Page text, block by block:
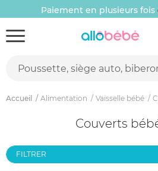
Paiement en plusieurs fois
Accueil Alimentation Vaisselle bébé
Couverts
FILTRER